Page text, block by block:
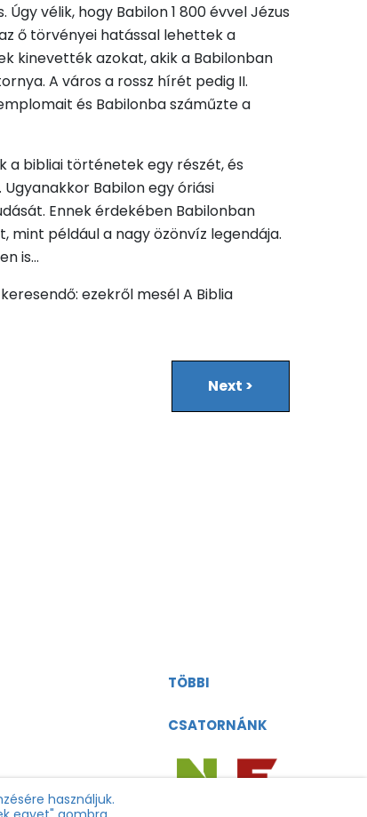
vélik, hogy Babilon 1 800 évvel Jézus
ő törvényei hatással lehettek a
kinevették azokat, akik a Babilonban
A város a rossz hírét pedig II.
és Babilonba száműzte a
a bibliai történetek egy részét, és
Babilon egy óriási
Ennek érdekében Babilonban
például a nagy özönvíz legendája.
is…
ezekről mesél A Biblia
Next >
TÖBBI
CSATORNÁNK
használjuk.